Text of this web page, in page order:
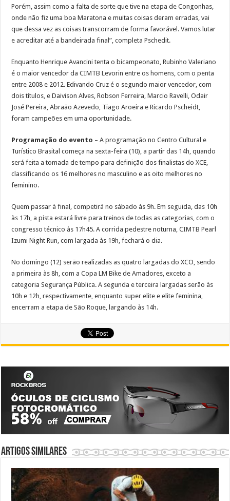
Porém, assim como a falta de sorte que tive na etapa de Congonhas,
onde não fiz uma boa Maratona e muitas coisas deram erradas, vai
que dessa vez as coisas transcorram de forma favorável. Vamos lutar
e acreditar até a bandeirada final”, completa Pschedit.
Enquanto Henrique Avancini tenta o bicampeonato, Rubinho Valeriano
é o maior vencedor da CIMTB Levorin entre os homens, com o penta
entre 2008 e 2012. Edivando Cruz é o segundo maior vencedor, com
dois títulos, e Daivison Alves, Robson Ferreira, Marcio Ravelli, Odair
José Pereira, Abraão Azevedo, Tiago Aroeira e Ricardo Pscheidt,
foram campeões em uma oportunidade.
Programação do evento – A programação no Centro Cultural e
Turístico Brasital começa na sexta-feira (10), a partir das 14h, quando
será feita a tomada de tempo para definição dos finalistas do XCE,
classificando os 16 melhores no masculino e as oito melhores no
feminino.
Quem passar à final, competirá no sábado às 9h. Em seguida, das 10h
às 17h, a pista estará livre para treinos de todas as categorias, com o
congresso técnico às 17h45. A corrida pedestre noturna, CIMTB Pearl
Izumi Night Run, com largada às 19h, fechará o dia.
No domingo (12) serão realizadas as quatro largadas do XCO, sendo
a primeira às 8h, com a Copa LM Bike de Amadores, exceto a
categoria Segurança Pública. A segunda e terceira largadas serão às
10h e 12h, respectivamente, enquanto super elite e elite feminina,
encerram a etapa de São Roque, largando às 14h.
Artigos similares